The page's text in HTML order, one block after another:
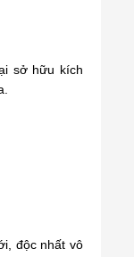
sở hữu kích
độc nhất vô